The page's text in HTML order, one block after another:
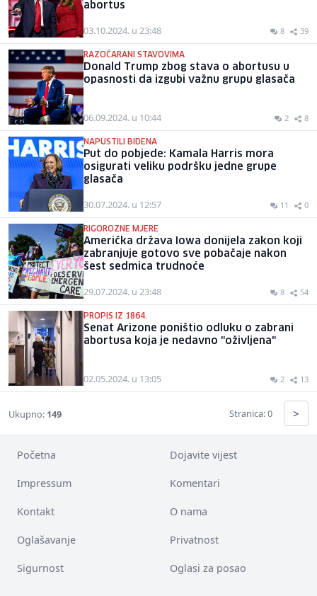
abortus
03.10.2024. u 23:48 8 39
RAZOČARANI STAVOVIMA
Donald Trump zbog stava o abortusu u
opasnosti da izgubi važnu grupu glasača
06.09.2024. u 10:44 2 8
NAPUSTILI BIDENA
Put do pobjede: Kamala Harris mora
osigurati veliku podršku jedne grupe
glasača
30.07.2024. u 12:57 11 0
RIGOROZNE MJERE
Američka država Iowa donijela zakon koji
zabranjuje gotovo sve pobačaje nakon
šest sedmica trudnoće
29.07.2024. u 23:48 8 54
PROPIS IZ 1864.
Senat Arizone poništio odluku o zabrani
abortusa koja je nedavno "oživljena"
02.05.2024. u 13:05 2 13
Ukupno: 149 Stranica: 0 >
Početna Dojavite vijest
Impressum Komentari
Kontakt O nama
Oglašavanje Privatnost
Sigurnost Oglasi za posao